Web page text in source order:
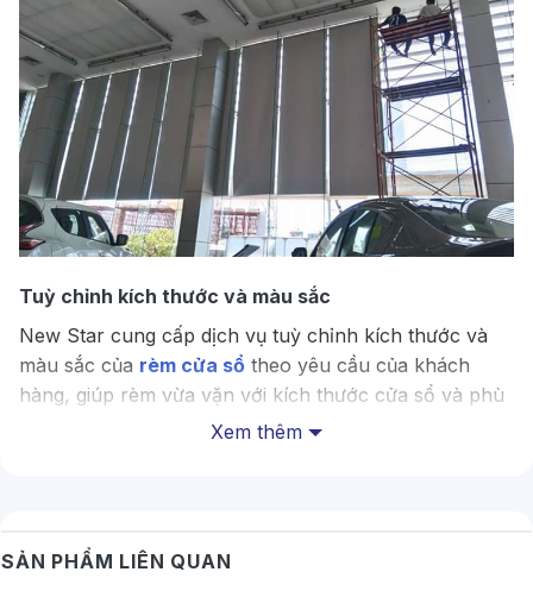
Tuỳ chỉnh kích thước và màu sắc
New Star cung cấp dịch vụ tuỳ chỉnh kích thước và
màu sắc của rèm cửa sổ theo yêu cầu của khách
hàng, giúp rèm vừa vặn với kích thước cửa sổ và phù
hợp với màu sắc nội thất của văn phòng.
độ bền cao, khả năng chống nắng và chống tia UV
tốt, đồng thời dễ dàng lau chùi và bảo dưỡng.
Xem thêm
SẢN PHẨM LIÊN QUAN